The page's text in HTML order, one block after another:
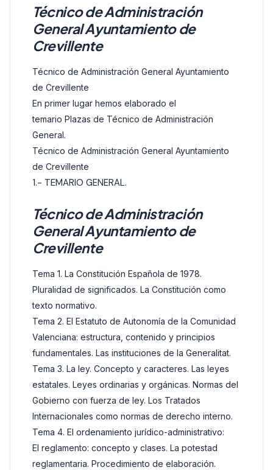
Técnico de Administración
General Ayuntamiento de
Crevillente
Técnico de Administración General Ayuntamiento
de Crevillente
En primer lugar hemos elaborado el
temario Plazas de Técnico de Administración
General.
Técnico de Administración General Ayuntamiento
de Crevillente
1.- TEMARIO GENERAL.
Técnico de Administración
General Ayuntamiento de
Crevillente
Tema 1. La Constitución Española de 1978.
Pluralidad de significados. La Constitución como
texto normativo.
Tema 2. El Estatuto de Autonomía de la Comunidad
Valenciana: estructura, contenido y principios
fundamentales. Las instituciones de la Generalitat.
Tema 3. La ley. Concepto y caracteres. Las leyes
estatales. Leyes ordinarias y orgánicas. Normas del
Gobierno con fuerza de ley. Los Tratados
Internacionales como normas de derecho interno.
Tema 4. El ordenamiento jurídico-administrativo:
El reglamento: concepto y clases. La potestad
reglamentaria. Procedimiento de elaboración.